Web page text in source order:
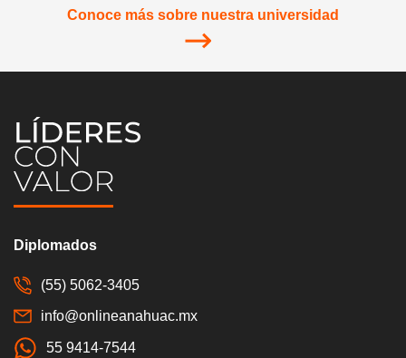
Conoce más sobre nuestra universidad
Diplomados
(55) 5062-3405
info@onlineanahuac.mx
55 9414-7544